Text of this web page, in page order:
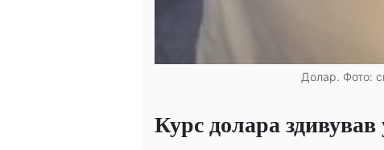
Долар. Фото:
Курс долара здивував